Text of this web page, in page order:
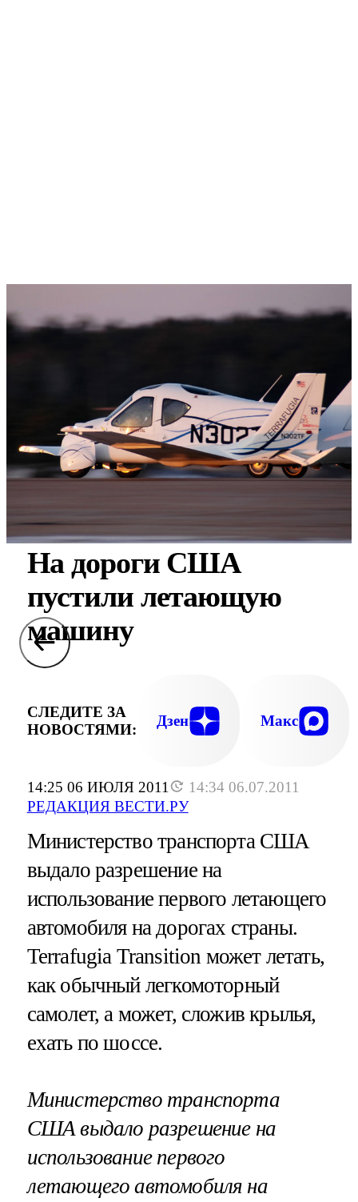
14:25 06 ИЮЛЯ 2011
14:34 06.07.2011
РЕДАКЦИЯ ВЕСТИ.РУ
На дороги США
пустили летающую
машину
СЛЕДИТЕ ЗА
НОВОСТЯМИ:
Дзен Макс
Министерство транспорта США
выдало разрешение на
использование первого летающего
автомобиля на дорогах страны.
Terrafugia Transition может летать,
как обычный легкомоторный
самолет, а может, сложив крылья,
ехать по шоссе.
Министерство транспорта
США выдало разрешение на
использование первого
летающего автомобиля на